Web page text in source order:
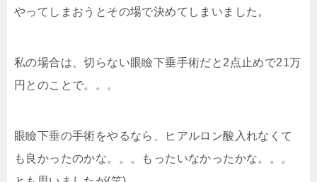
やってしまおうとその場で決めてしまいました。
私の場合は、切らない眼瞼下垂手術だと2点止めで21万
円とのことで。。。
眼瞼下垂の手術をやるなら、ヒアルロン酸入れなくて
も良かったのかな。。。もったいなかったかな。。。